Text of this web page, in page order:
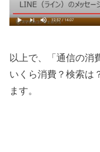
以上で、「通信の消
いくら消費？検索は
ます。